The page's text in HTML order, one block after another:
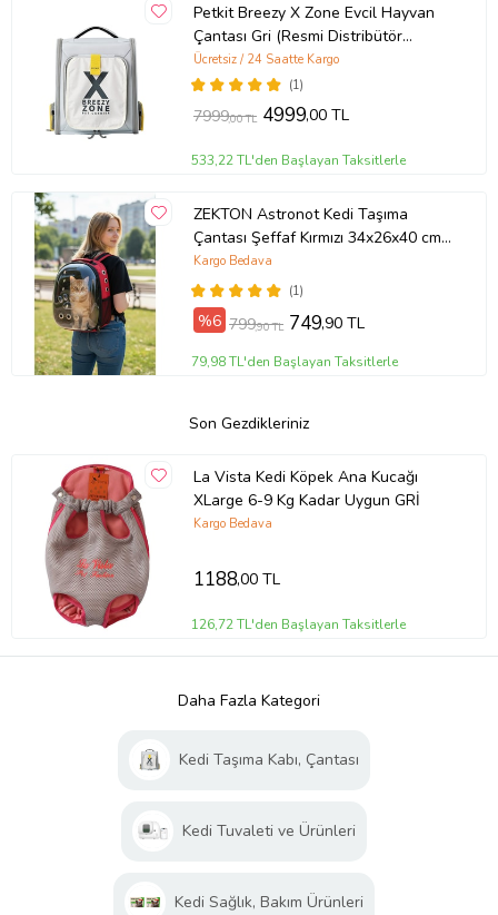
Petkit Breezy X Zone Evcil Hayvan
Çantası Gri (Resmi Distribütör
Garantili)
(1)
Ücretsiz / 24 Saatte Kargo
7999,00 TL 4999,00 TL
533,22 TL'den Başlayan Taksitlerle
ZEKTON Astronot Kedi Taşıma
Çantası Şeffaf Kırmızı 34x26x40 cm -
9 Hava Kanallı Sarsılmaz Taban -
Hediye Kedi Tasmalı
(1)
Kargo Bedava
%6 799,90 TL 749,90 TL
79,98 TL'den Başlayan Taksitlerle
Son Gezdikleriniz
La Vista Kedi Köpek Ana Kucağı
XLarge 6-9 Kg Kadar Uygun GRİ
Kargo Bedava
1188,00 TL
126,72 TL'den Başlayan Taksitlerle
Daha Fazla Kategori
Kedi Taşıma Kabı, Çantası
Kedi Tuvaleti ve Ürünleri
Kedi Sağlık, Bakım Ürünleri